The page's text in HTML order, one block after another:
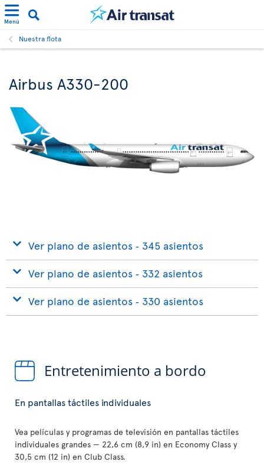
Menú
Nuestra flota
Airbus A330-200
Ver plano de asientos ‐ 345 asientos
Ver plano de asientos ‐ 332 asientos
Ver plano de asientos ‐ 330 asientos
Entretenimiento a bordo
En pantallas táctiles individuales
Vea películas y programas de televisión en pantallas táctiles
individuales grandes — 22,6 cm (8,9 in) en Economy Class y
30,5 cm (12 in) en Club Class.